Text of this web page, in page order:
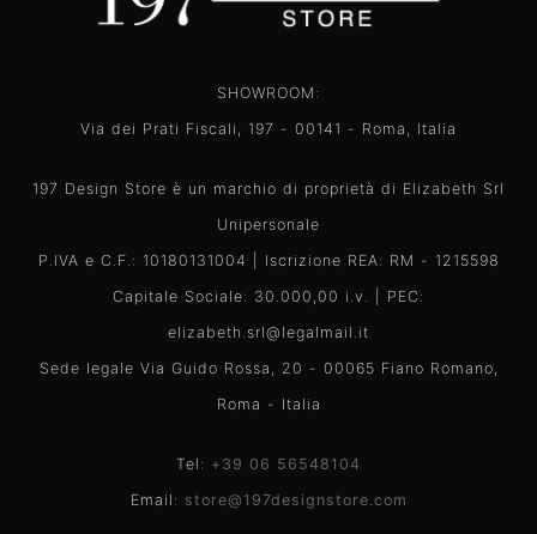
SHOWROOM:
Via dei Prati Fiscali, 197 - 00141 - Roma, Italia
197 Design Store è un marchio di proprietà di Elizabeth Srl
Unipersonale
P.IVA e C.F.: 10180131004 | Iscrizione REA: RM - 1215598
Capitale Sociale: 30.000,00 i.v. | PEC:
elizabeth.srl@legalmail.it
Sede legale Via Guido Rossa, 20 - 00065 Fiano Romano,
Roma - Italia
Tel: +39 06 56548104
Email: store@197designstore.com